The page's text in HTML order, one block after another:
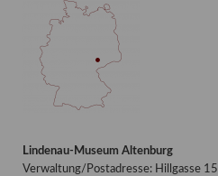
Lindenau-Museum Altenburg
Verwaltung/Postadresse: Hillgasse 15